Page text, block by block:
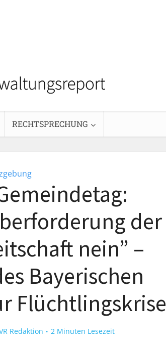
RECHTSPRECHUNG
der
nein” –
Bayerischen
Flüchtlingskrise
Redaktion 2 Minuten Lesezeit